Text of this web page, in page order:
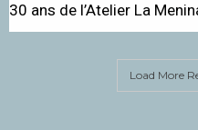
30 ans de l’Atelier La
Load More